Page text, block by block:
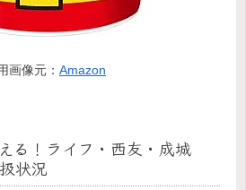
画像元： Amazon
る！ライフ・西友・成城
状況